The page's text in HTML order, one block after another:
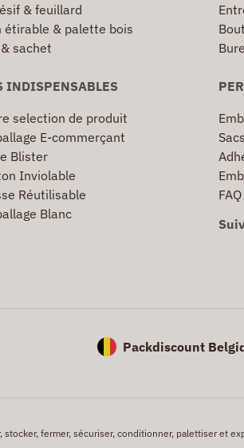
& feuillard
étirable & palette bois
sachet
INDISPENSABLES
selection de produit
E-commerçant
Blister
Inviolable
Réutilisable
Blanc
FAQ
Packdiscount
fermer, sécuriser, conditionner, palettiser et